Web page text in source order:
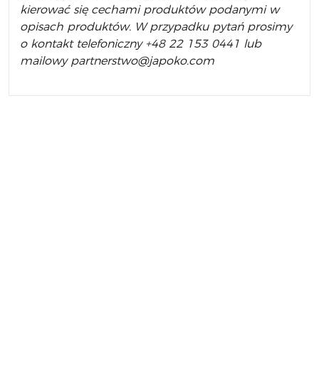
kierować się cechami produktów podanymi w
opisach produktów. W przypadku pytań prosimy
o kontakt telefoniczny +48 22 153 0441 lub
mailowy partnerstwo@japoko.com